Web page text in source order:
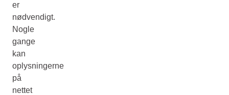
er
nødvendigt.
Nogle
gange
kan
oplysningerne
på
nettet